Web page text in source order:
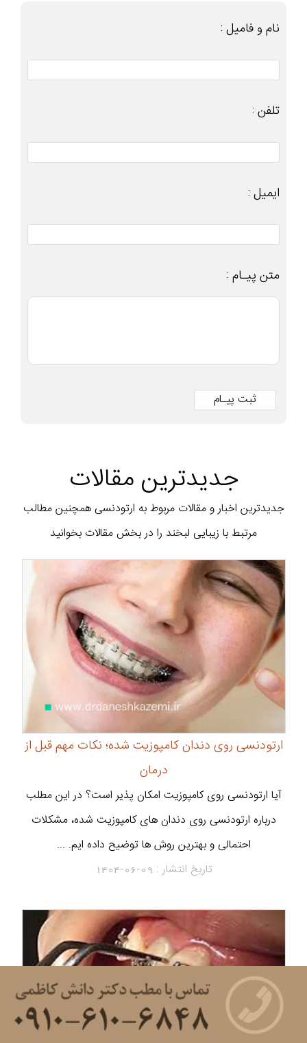
نام و فامیل :
تلفن :
ایمیل :
متن پیـام :
جدیدترین مقالات
جدیدترین اخبار و مقالات مربوط به ارتودنسی همچنین مطالب
مرتبط با زیبایی لبخند را در بخش مقالات بخوانید
ارتودنسی روی دندان کامپوزیت شده؛ نکات مهم قبل از
درمان
آیا ارتودنسی روی کامپوزیت امکان پذیر است؟ در این مطلب
درباره ارتودنسی روی دندان های کامپوزیت شده، مشکلات
احتمالی و بهترین روش ها توضیح داده ایم. ...
تاریخ انتشار : 1404-06-09